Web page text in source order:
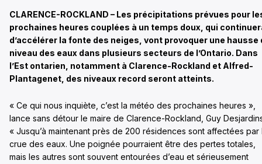
CLARENCE-ROCKLAND – Les précipitations prévues pour
prochaines heures couplées à un temps doux, qui
d’accélérer la fonte des neiges, vont provoquer une hausse
niveau des eaux dans plusieurs secteurs de l’Ontario. Dans
l’Est ontarien, notamment à Clarence-Rockland et Alfred-
Plantagenet, des niveaux record seront atteints.
« Ce qui nous inquiète, c’est la météo des prochaines heures »,
lance sans détour le maire de Clarence-Rockland, Guy
« Jusqu’à maintenant près de 200 résidences sont affectées par
crue des eaux. Une poignée pourraient être des pertes totales,
mais les autres sont souvent entourées d’eau et sérieusement